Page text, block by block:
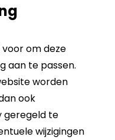
om deze
aan te passen.
worden
ook
geregeld te
wijzigingen